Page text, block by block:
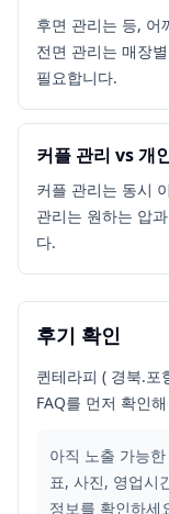
후면 관리는 등, 어
전면 관리는 매장
필요합니다.
커플 관리 vs 개
커플 관리는 동시
관리는 원하는 압
다.
후기 확인
퀸테라피 ( 경북.포
FAQ를 먼저 확인
아직 노출 가능
표, 사진, 영업시
정보를 확인하세